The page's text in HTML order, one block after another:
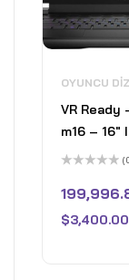
OYUNCU
VR Ready
m16 – 16"
165Hz Gaming Laptop -
8GB Nvidia
4070 -
üzerinden
0
aldı
$